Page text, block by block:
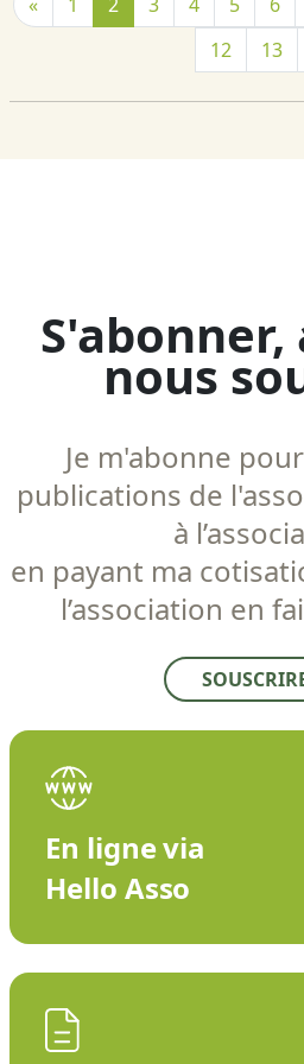
12
13
S'abonner,
nous
Je m'abonne
publications de
à
en payant ma
l’association en
En ligne via
Hello Asso